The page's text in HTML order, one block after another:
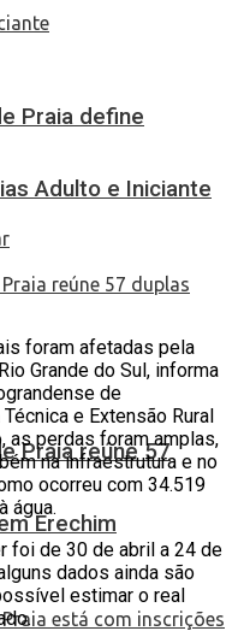
Praia define
Adulto e Iniciante
Praia reúne 57
Erechim
foram afetadas pela
Grande do Sul, informa
de
e Extensão Rural
as perdas foram amplas,
na infraestrutura e no
ocorreu com 34.519
água.
foi de 30 de abril a 24 de
dados ainda são
estimar o real